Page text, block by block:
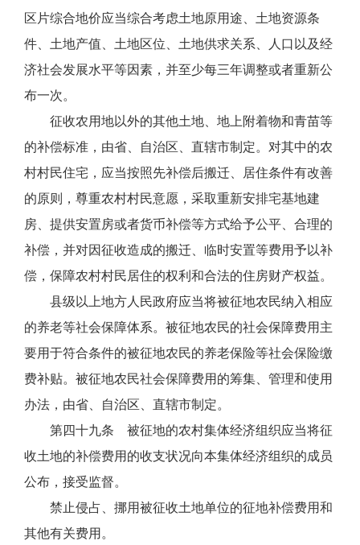
区片综合地价应当综合考虑土地原用途、土地资源条
件、土地产值、土地区位、土地供求关系、人口以及经
济社会发展水平等因素，并至少每三年调整或者重新公
布一次。
征收农用地以外的其他土地、地上附着物和青苗等
的补偿标准，由省、自治区、直辖市制定。对其中的农
村村民住宅，应当按照先补偿后搬迁、居住条件有改善
的原则，尊重农村村民意愿，采取重新安排宅基地建
房、提供安置房或者货币补偿等方式给予公平、合理的
补偿，并对因征收造成的搬迁、临时安置等费用予以补
偿，保障农村村民居住的权利和合法的住房财产权益。
县级以上地方人民政府应当将被征地农民纳入相应
的养老等社会保障体系。被征地农民的社会保障费用主
要用于符合条件的被征地农民的养老保险等社会保险缴
费补贴。被征地农民社会保障费用的筹集、管理和使用
办法，由省、自治区、直辖市制定。
第四十九条 被征地的农村集体经济组织应当将征
收土地的补偿费用的收支状况向本集体经济组织的成员
公布，接受监督。
禁止侵占、挪用被征收土地单位的征地补偿费用和
其他有关费用。